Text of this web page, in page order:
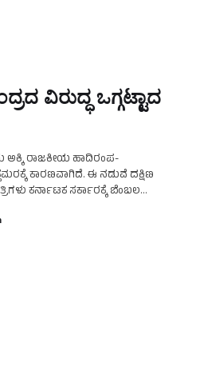
ವಿರುದ್ಧ ಒಗ್ಗಟ್ಟಾದ
ಅಕ್ಕಿ ರಾಜಕೀಯ ಹಾದಿರಂಪ-
ಕಾರಣವಾಗಿದೆ. ಈ ನಡುವೆ ದಕ್ಷಿಣ
ಕರ್ನಾಟಕ ಸರ್ಕಾರಕ್ಕೆ ಬೆಂಬಲ